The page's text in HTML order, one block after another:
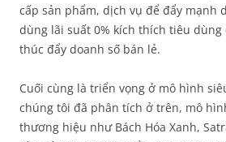
cấp sản phẩm, dịch vụ để đẩy mạnh
dùng lãi suất 0% kích thích tiêu
thúc đẩy doanh số bán lẻ.
Cuối cùng là triển vọng ở mô hình
chúng tôi đã phân tích ở trên, mô
thương hiệu như Bách Hóa Xanh,